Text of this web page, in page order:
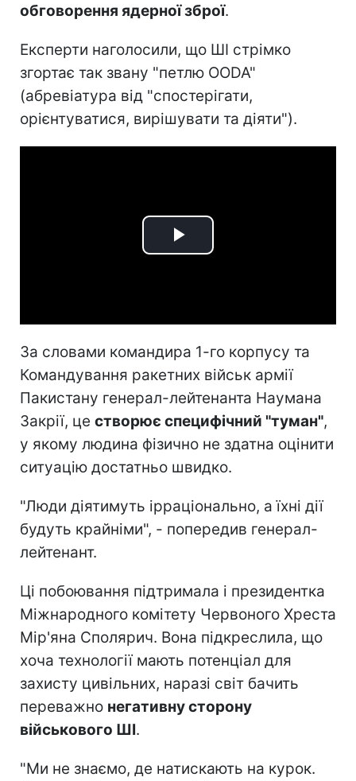
обговорення ядерної зброї.
Експерти наголосили, що ШІ стрімко
згортає так звану "петлю OODA"
(абревіатура від "спостерігати,
орієнтуватися, вирішувати та діяти").
Play
За словами командира 1-го корпусу та
Командування ракетних військ армії
Пакистану генерал-лейтенанта Наумана
Закрії, це створює специфічний "туман",
у якому людина фізично не здатна оцінити
ситуацію достатньо швидко.
"Люди діятимуть ірраціонально, а їхні дії
будуть крайніми", - попередив генерал-
лейтенант.
Ці побоювання підтримала і президентка
Міжнародного комітету Червоного Хреста
Мір'яна Сполярич. Вона підкреслила, що
хоча технології мають потенціал для
захисту цивільних, наразі світ бачить
переважно негативну сторону
військового ШІ.
"Ми не знаємо, де натискають на курок.